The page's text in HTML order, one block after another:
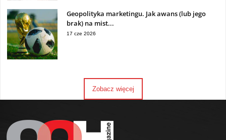
Geopolityka marketingu. Jak awans (lub jego
brak) na mist...
17 cze 2026
Zobacz więcej